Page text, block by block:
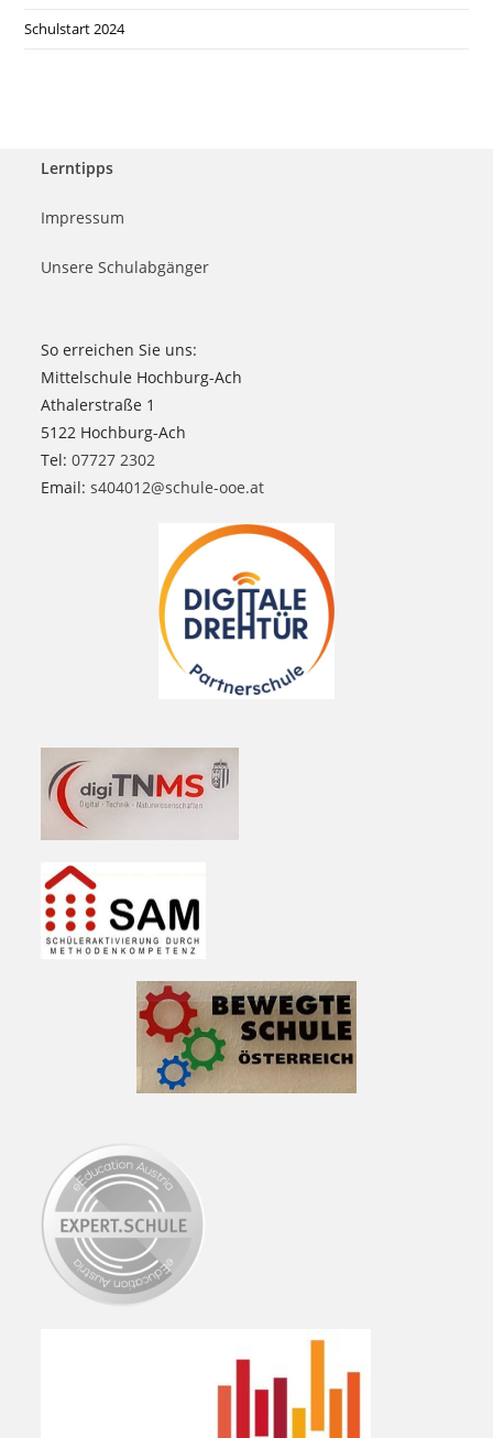
Schulstart 2024
Lerntipps
Impressum
Unsere Schulabgänger
So erreichen Sie uns:
Mittelschule Hochburg-Ach
Athalerstraße 1
5122 Hochburg-Ach
Tel:07727 2302
Email:s404012@schule-ooe.at